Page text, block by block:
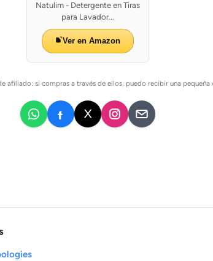
Natulim - Detergente en Tiras
para Lavador...
Ver en Amazon
afiliado: si compras a través de ellos, puedo recibir una